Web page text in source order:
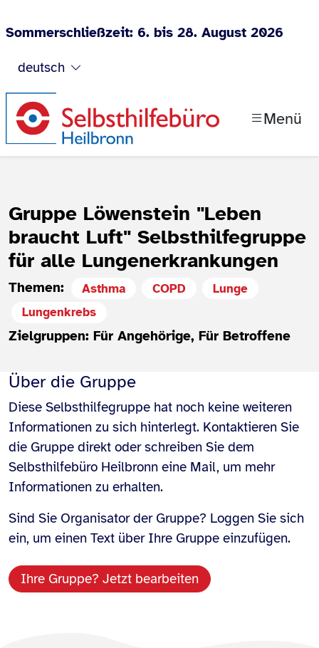
Zum Inhalt springen
Sommerschließzeit: 6. bis 28. August 2026
deutsch
Menü
Gruppe Löwenstein "Leben
braucht Luft" Selbsthilfegruppe
für alle Lungenerkrankungen
Themen: Asthma COPD
Lunge
Lungenkrebs
Zielgruppen: Für Angehörige, Für Betroffene
Über die Gruppe
Diese Selbsthilfegruppe hat noch keine weiteren
Informationen zu sich hinterlegt. Kontaktieren Sie
die Gruppe direkt oder schreiben Sie dem
Selbsthilfebüro Heilbronn eine Mail, um mehr
Informationen zu erhalten.
Sind Sie Organisator der Gruppe? Loggen Sie sich
ein, um einen Text über Ihre Gruppe einzufügen.
Ihre Gruppe? Jetzt bearbeiten